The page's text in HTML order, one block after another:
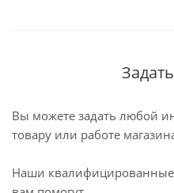
Вы можете задать любой
товару или работе
Наши квалифицированные